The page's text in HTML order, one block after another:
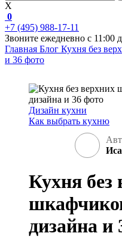
X
0
+7 (495) 988-17-11
Звоните ежедневно с 11:00
Главная Блог Кухня без
и 36 фото
Дизайн кухни
Как выбрать кухню
Кухня без
дизайна и